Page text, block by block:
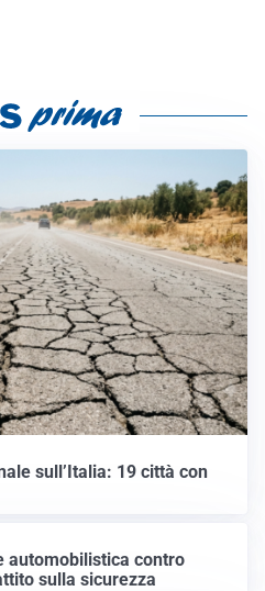
sull’Italia: 19 città con
automobilistica contro
sulla sicurezza